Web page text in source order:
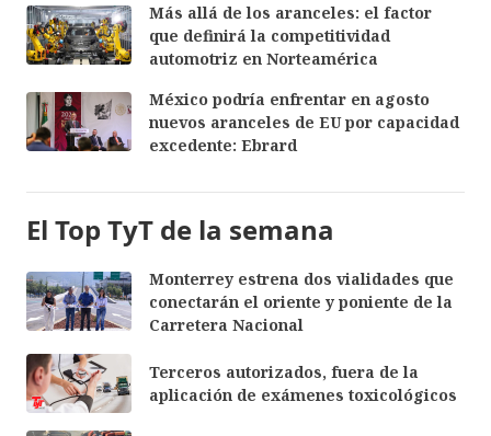
Más allá de los aranceles: el factor
que definirá la competitividad
automotriz en Norteamérica
México podría enfrentar en agosto
nuevos aranceles de EU por capacidad
excedente: Ebrard
El Top TyT de la semana
Monterrey estrena dos vialidades que
conectarán el oriente y poniente de la
Carretera Nacional
Terceros autorizados, fuera de la
aplicación de exámenes toxicológicos